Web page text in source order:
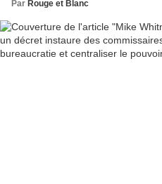
Par Rouge et Blanc